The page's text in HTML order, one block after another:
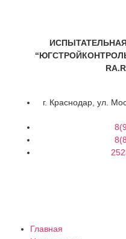
г. Краснодар, ул.
Главная